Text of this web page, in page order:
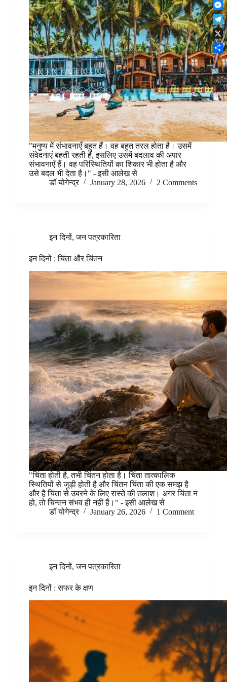
"मनुष्य में संभावनाएँ बहुत हैं। वह बहुत तरल होता है। उसमें
संवेदनाएं बहती रहती हैं, इसलिए उसमें बदलाव की अपार
संभावनाएँ हैं। वह परिस्थितियों का शिकार भी होता है और
उसे बदल भी देता है।" - इसी आलेख से
डॉ योगेन्द्र
January 28, 2026 2 Comments
इन दिनों,जन पत्रकारिता
इन दिनों : चिंता और चिंतन
"चिंता होती है, तभी चिंतन होता है। चिंता तात्कालिक
स्थितियों से जुड़ी होती है और चिंतन चिंता की एक समझ है
और है चिंता से उबरने के लिए रास्ते की तलाश।‌ अगर चिंता न
हो, तो चिन्तन संभव ही नहीं है।" - इसी आलेख से
डॉ योगेन्द्र
January 26, 2026 1 Comment
इन दिनों,जन पत्रकारिता
इन दिनों : सफर के क्षण
o
k
r
e
s
t
t
s
A
p
p
n
k
e
d
I
n
l
i
p
b
o
a
r
d
M
e
s
s
e
n
g
e
r
T
e
l
e
g
r
a
m
X
S
h
a
r
e